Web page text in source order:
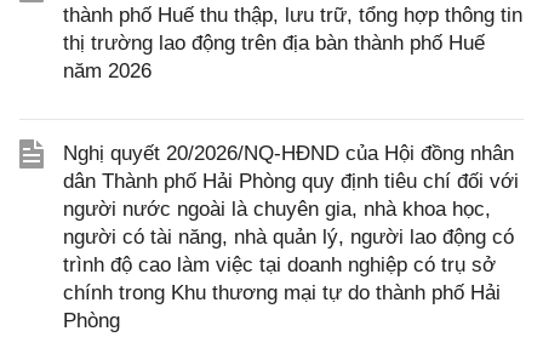
thành phố Huế thu thập, lưu trữ, tổng hợp thông tin
thị trường lao động trên địa bàn thành phố Huế
năm 2026
Nghị quyết 20/2026/NQ-HĐND của Hội đồng nhân
dân Thành phố Hải Phòng quy định tiêu chí đối với
người nước ngoài là chuyên gia, nhà khoa học,
người có tài năng, nhà quản lý, người lao động có
trình độ cao làm việc tại doanh nghiệp có trụ sở
chính trong Khu thương mại tự do thành phố Hải
Phòng